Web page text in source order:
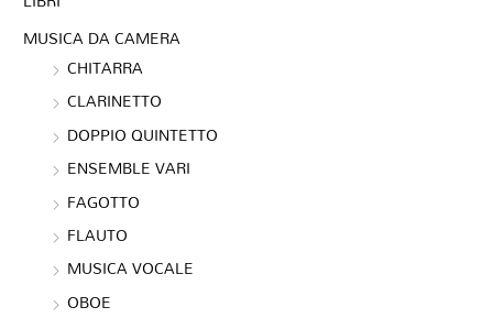
MUSICA DA CAMERA
CHITARRA
CLARINETTO
DOPPIO QUINTETTO
ENSEMBLE VARI
FAGOTTO
FLAUTO
MUSICA VOCALE
OBOE